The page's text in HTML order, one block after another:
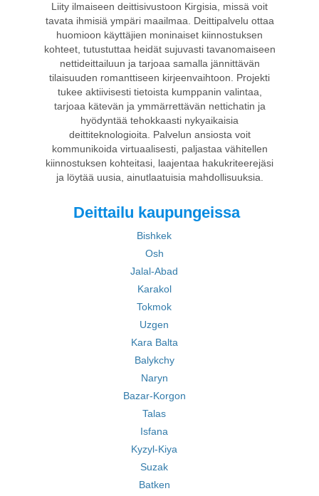
Liity ilmaiseen deittisivustoon Kirgisia, missä voit
tavata ihmisiä ympäri maailmaa. Deittipalvelu ottaa
huomioon käyttäjien moninaiset kiinnostuksen
kohteet, tutustuttaa heidät sujuvasti tavanomaiseen
nettideittailuun ja tarjoaa samalla jännittävän
tilaisuuden romanttiseen kirjeenvaihtoon. Projekti
tukee aktiivisesti tietoista kumppanin valintaa,
tarjoaa kätevän ja ymmärrettävän nettichatin ja
hyödyntää tehokkaasti nykyaikaisia
deittiteknologioita. Palvelun ansiosta voit
kommunikoida virtuaalisesti, paljastaa vähitellen
kiinnostuksen kohteitasi, laajentaa hakukriteerejäsi
ja löytää uusia, ainutlaatuisia mahdollisuuksia.
Deittailu kaupungeissa
Bishkek
Osh
Jalal-Abad
Karakol
Tokmok
Uzgen
Kara Balta
Balykchy
Naryn
Bazar-Korgon
Talas
Isfana
Kyzyl-Kiya
Suzak
Batken